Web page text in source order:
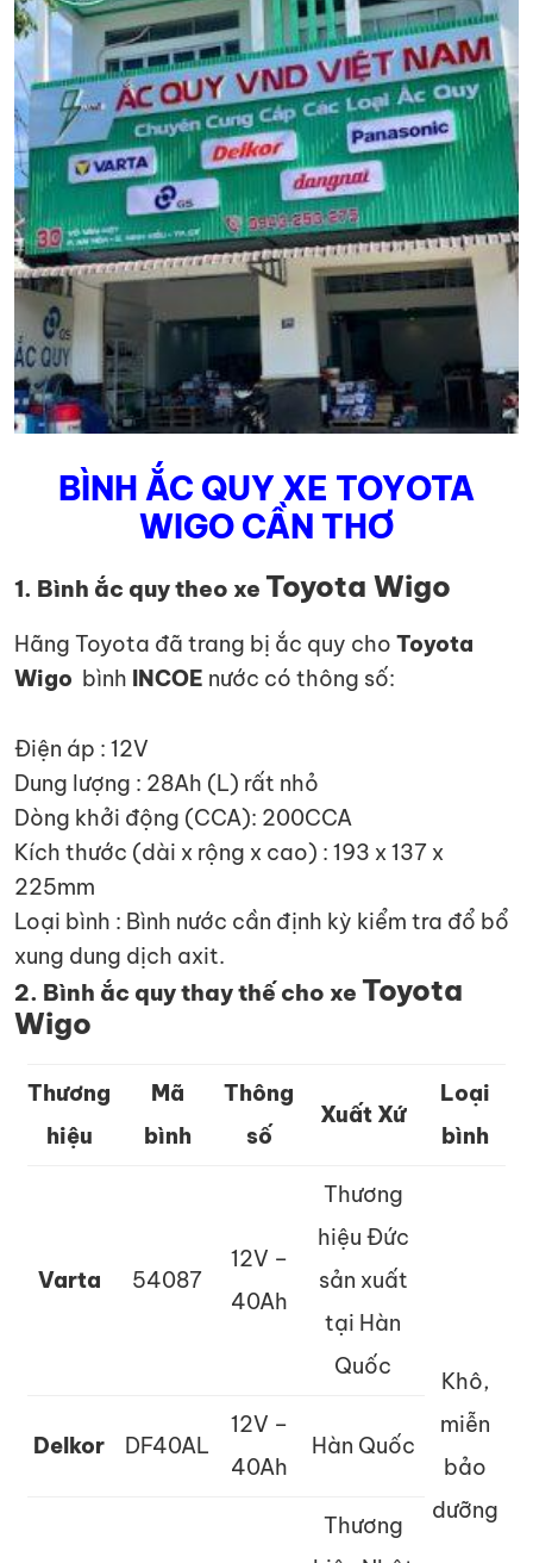
BÌNH ẮC QUY XE TOYOTA
WIGO CẦN THƠ
1. Bình ắc quy theo xe Toyota Wigo
Hãng Toyota đã trang bị ắc quy cho Toyota
Wigo bình INCOE nước có thông số:
Điện áp : 12V
Dung lượng : 28Ah (L) rất nhỏ
Dòng khởi động (CCA): 200CCA
Kích thước (dài x rộng x cao) : 193 x 137 x
225mm
Loại bình : Bình nước cần định kỳ kiểm tra đổ bổ
xung dung dịch axit.
2. Bình ắc quy thay thế cho xe Toyota
Wigo
Thương
hiệu
Mã
bình
Thông
số
Xuất Xứ
Loại
bình
Varta 54087
12V –
40Ah
Thương
hiệu Đức
sản xuất
tại Hàn
Quốc
Khô,
miễn
bảo
dưỡng
Delkor DF40AL
12V –
40Ah
Hàn Quốc
Thương